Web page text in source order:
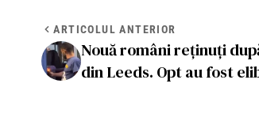
ARTICOLUL ANTERIOR
Nouă români reținuți
din Leeds. Opt au fost